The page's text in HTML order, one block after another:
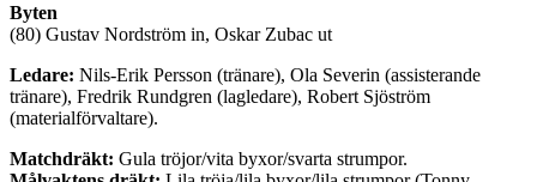
Byten
(80) Gustav Nordström in, Oskar Zubac ut
Ledare: Nils-Erik Persson (tränare), Ola Severin (assisterande
tränare), Fredrik Rundgren (lagledare), Robert Sjöström
(materialförvaltare).
Matchdräkt: Gula tröjor/vita byxor/svarta strumpor.